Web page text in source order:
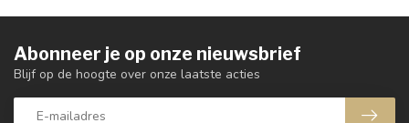
Abonneer je op onze nieuwsbrief
Blijf op de hoogte over onze laatste acties